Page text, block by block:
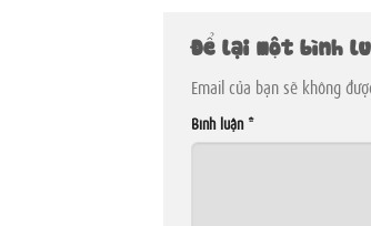
Để lại một bình
Email của bạn sẽ không
Bình luận *